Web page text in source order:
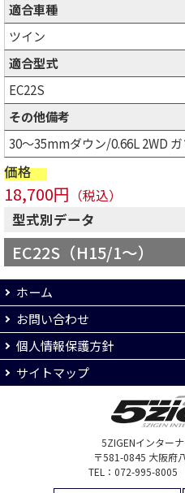
適合車種
ツイン
適合型式
EC22S
その他備考
30～35mmダウン/0.66L 2WD
価格
18,700円 （税込）
型式別データ
EC22S（H15/1～）
ホーム
お問い合わせ
個人情報保護方針
サイトマップ
5ZIGENインター
〒581-0845 大阪府
TEL：072-995-8005